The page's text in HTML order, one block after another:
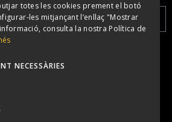
de
de
legal
totes les cookies prement el botó
les mitjançant l’enllaç "Mostrar
consulta la nostra Política de
NECESSÀRIES